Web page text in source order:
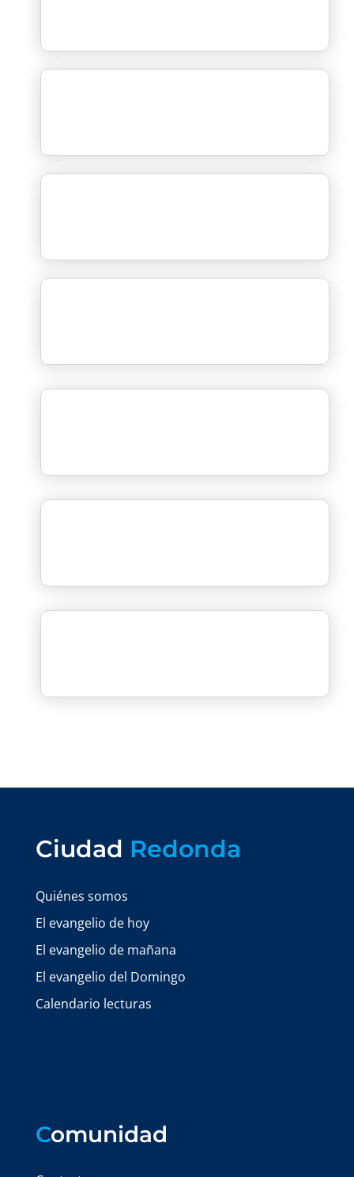
Ciudad Redonda
Quiénes somos
El evangelio de hoy
El evangelio de mañana
El evangelio del Domingo
Calendario lecturas
Comunidad